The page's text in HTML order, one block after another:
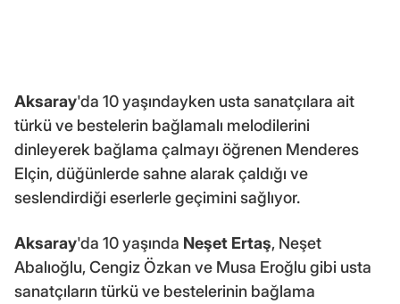
Aksaray'da 10 yaşındayken usta sanatçılara ait
türkü ve bestelerin bağlamalı melodilerini
dinleyerek bağlama çalmayı öğrenen Menderes
Elçin, düğünlerde sahne alarak çaldığı ve
seslendirdiği eserlerle geçimini sağlıyor.
Aksaray'da 10 yaşında Neşet Ertaş, Neşet
Abalıoğlu, Cengiz Özkan ve Musa Eroğlu gibi usta
sanatçıların türkü ve bestelerinin bağlama